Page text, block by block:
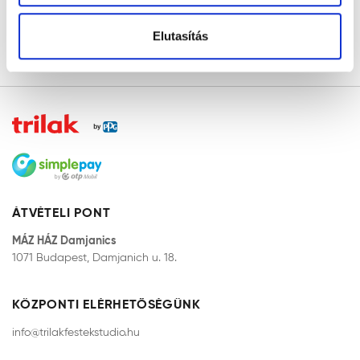
Elutasítás
KEZDŐLAP
ÁTVÉTELI PONT
MÁZ HÁZ Damjanics
1071 Budapest, Damjanich u. 18.
KÖZPONTI ELÉRHETŐSÉGÜNK
info@trilakfestekstudio.hu